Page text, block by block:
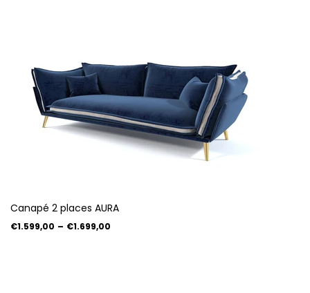
Canapé 2 places AURA
€1.599,00 – €1.699,00